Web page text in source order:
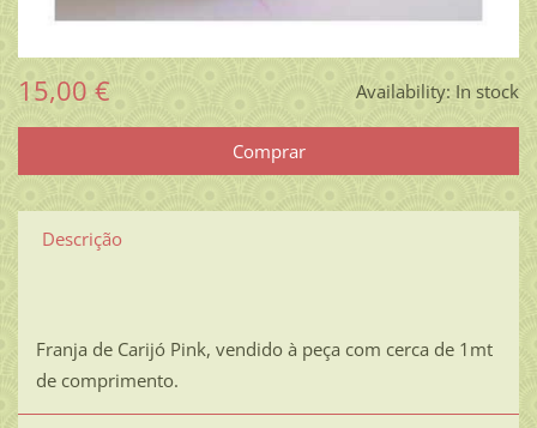
Availability: In stock
15,00 €
Descrição
Franja de Carijó Pink, vendido à peça com cerca de 1mt
de comprimento.